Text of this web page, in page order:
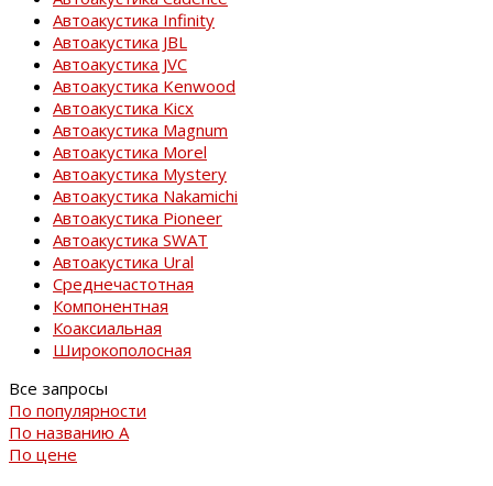
Автоакустика Infinity
Автоакустика JBL
Автоакустика JVC
Автоакустика Kenwood
Автоакустика Kicx
Автоакустика Magnum
Автоакустика Morel
Автоакустика Mystery
Автоакустика Nakamichi
Автоакустика Pioneer
Автоакустика SWAT
Автоакустика Ural
Среднечастотная
Компонентная
Коаксиальная
Широкополосная
Все запросы
По популярности
По названию A
По цене